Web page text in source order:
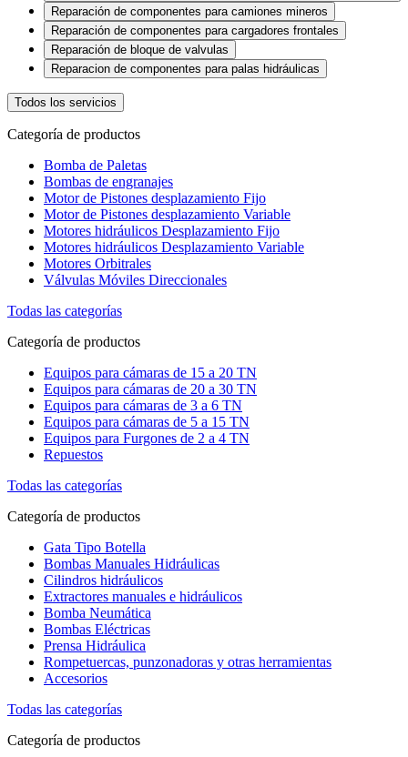
Reparación de componentes para camiones mineros
Reparación de componentes para cargadores frontales
Reparación de bloque de valvulas
Reparacion de componentes para palas hidráulicas
Todos los servicios
Categoría de productos
Bomba de Paletas
Bombas de engranajes
Motor de Pistones desplazamiento Fijo
Motor de Pistones desplazamiento Variable
Motores hidráulicos Desplazamiento Fijo
Motores hidráulicos Desplazamiento Variable
Motores Orbitrales
Válvulas Móviles Direccionales
Todas las categorías
Categoría de productos
Equipos para cámaras de 15 a 20 TN
Equipos para cámaras de 20 a 30 TN
Equipos para cámaras de 3 a 6 TN
Equipos para cámaras de 5 a 15 TN
Equipos para Furgones de 2 a 4 TN
Repuestos
Todas las categorías
Categoría de productos
Gata Tipo Botella
Bombas Manuales Hidráulicas
Cilindros hidráulicos
Extractores manuales e hidráulicos
Bomba Neumática
Bombas Eléctricas
Prensa Hidráulica
Rompetuercas, punzonadoras y otras herramientas
Accesorios
Todas las categorías
Categoría de productos